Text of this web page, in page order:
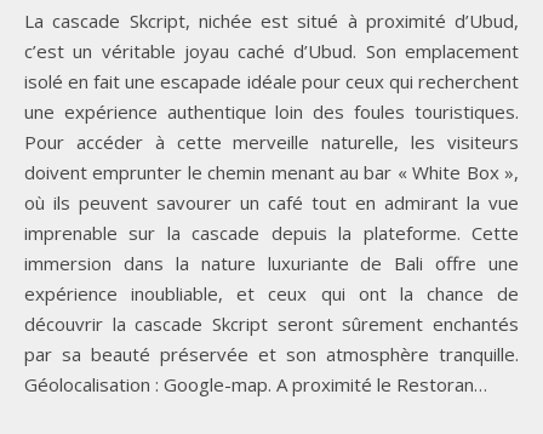
La cascade Skcript, nichée est situé à proximité d’Ubud,
c’est un véritable joyau caché d’Ubud. Son emplacement
isolé en fait une escapade idéale pour ceux qui recherchent
une expérience authentique loin des foules touristiques.
Pour accéder à cette merveille naturelle, les visiteurs
doivent emprunter le chemin menant au bar « White Box »,
où ils peuvent savourer un café tout en admirant la vue
imprenable sur la cascade depuis la plateforme. Cette
immersion dans la nature luxuriante de Bali offre une
expérience inoubliable, et ceux qui ont la chance de
découvrir la cascade Skcript seront sûrement enchantés
par sa beauté préservée et son atmosphère tranquille.
Géolocalisation : Google-map. A proximité le Restoran…